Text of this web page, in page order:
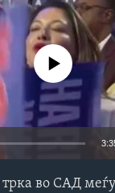
source currently
трка во САД меѓу